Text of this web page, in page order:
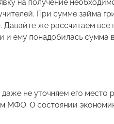
на получение
При сумме займа
Давайте же рассчитаем все
ему понадобилась сумма
не уточняем его место
МФО. О состоянии